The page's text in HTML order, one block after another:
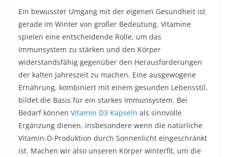
Ein bewusster Umgang mit der eigenen Gesundheit ist
gerade im Winter von großer Bedeutung. Vitamine
spielen eine entscheidende Rolle, um das
Immunsystem zu stärken und den Körper
widerstandsfähig gegenüber den Herausforderungen
der kalten Jahreszeit zu machen. Eine ausgewogene
Ernährung, kombiniert mit einem gesunden Lebensstil,
bildet die Basis für ein starkes Immunsystem. Bei
Bedarf können Vitamin D3 Kapseln als sinnvolle
Ergänzung dienen, insbesondere wenn die natürliche
Vitamin-D-Produktion durch Sonnenlicht eingeschränkt
ist. Machen wir also unseren Körper winterfit, um die